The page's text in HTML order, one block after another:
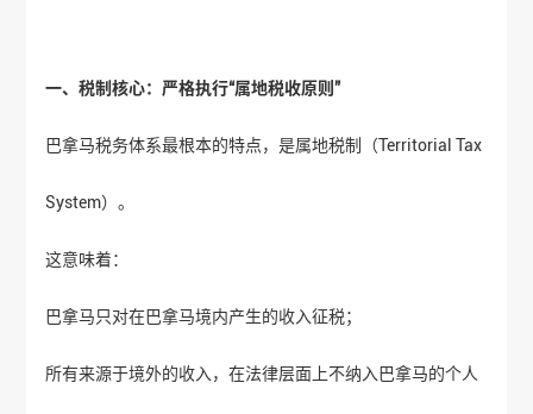
一、税制核心：严格执行“属地税收原则”
巴拿马税务体系最根本的特点，是属地税制（Territorial Tax
System）。
这意味着：
巴拿马只对在巴拿马境内产生的收入征税；
所有来源于境外的收入，在法律层面上不纳入巴拿马的个人